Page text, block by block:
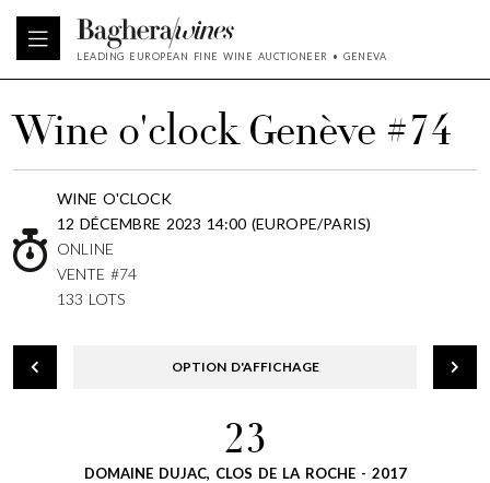
LEADING EUROPEAN FINE WINE AUCTIONEER • GENEVA
Wine o'clock Genève #74
WINE O'CLOCK
12 DÉCEMBRE 2023 14:00 (EUROPE/PARIS)
ONLINE
VENTE #74
133 LOTS
OPTION D'AFFICHAGE
23
DOMAINE DUJAC, CLOS DE LA ROCHE - 2017